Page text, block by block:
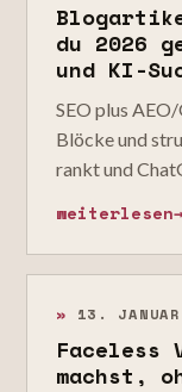
du 2026
und KI-
SEO plus
Blöcke und
rankt und
weiterlesen→
» 13.
Faceless
machst,